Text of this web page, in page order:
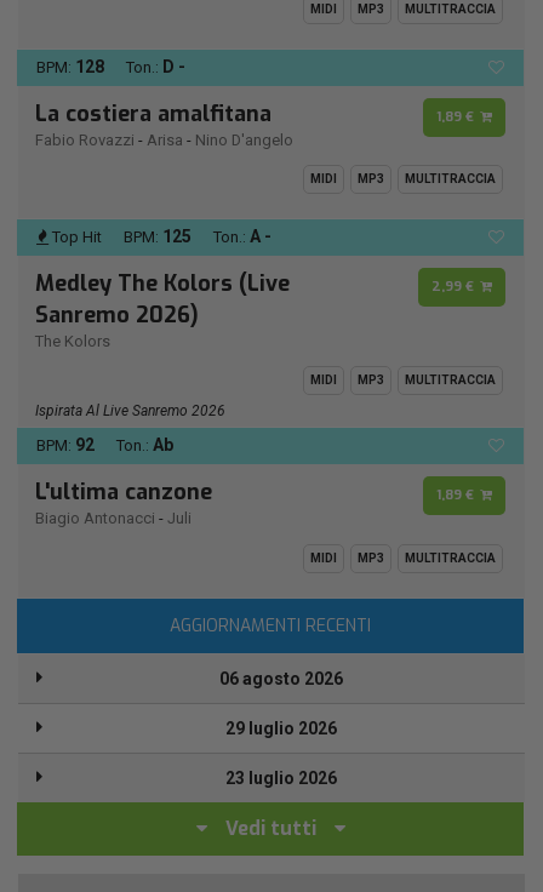
MIDI MP3 MULTITRACCIA
BPM: 128 Ton.: D -
La costiera amalfitana
Fabio Rovazzi - Arisa - Nino D'angelo
1,89 €
MIDI MP3 MULTITRACCIA
Top Hit BPM: 125 Ton.: A -
Medley The Kolors (Live
Sanremo 2026)
The Kolors
2,99 €
MIDI MP3 MULTITRACCIA
Ispirata Al Live Sanremo 2026
BPM: 92 Ton.: Ab
L'ultima canzone
Biagio Antonacci - Juli
1,89 €
MIDI MP3 MULTITRACCIA
AGGIORNAMENTI RECENTI
06 agosto 2026
29 luglio 2026
23 luglio 2026
Vedi tutti